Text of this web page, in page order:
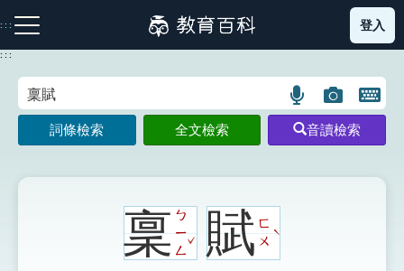
到
主
:::
注音索引圖示 筆畫索引圖示 部首索引表圖示
登入
:::
語
言
搜
圖
片
搜
開
鍵
圖
詞條檢索 全文檢索 音讀檢索
稟ㄅ
ㄧ
ㄥ
ˇ賦ㄈ
ㄨ
ˋ